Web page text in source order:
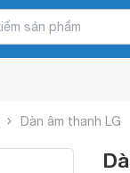
Dàn âm thanh LG